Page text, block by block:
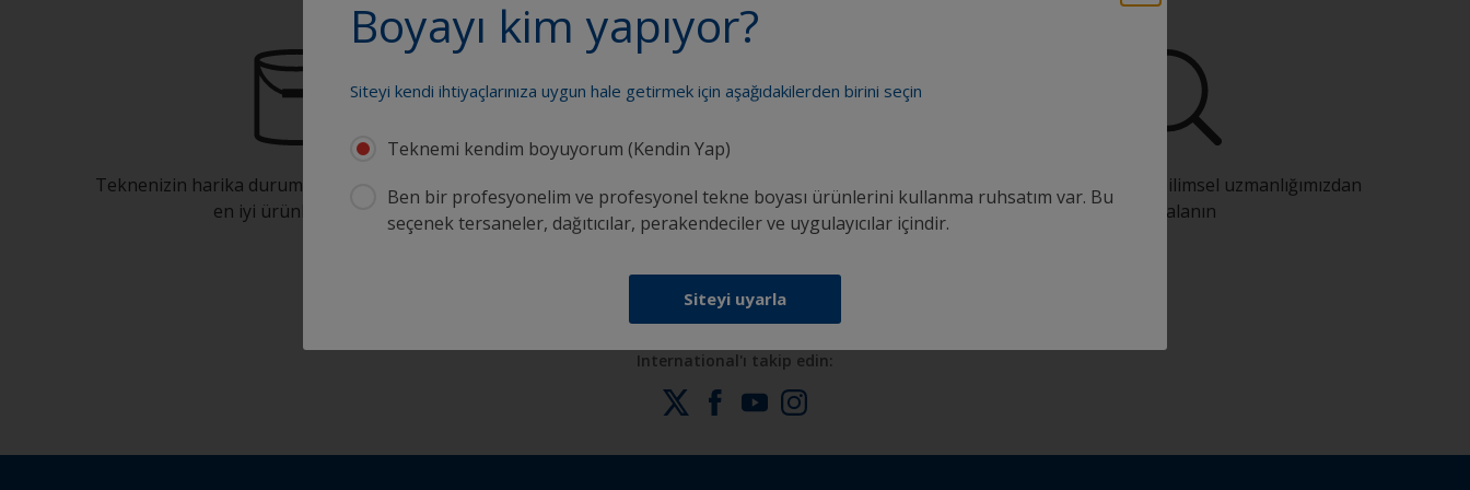
Boyayı kim yapıyor?
Siteyi kendi ihtiyaçlarınıza uygun hale getirmek için aşağıdakilerden birini seçin
Teknemi kendim boyuyorum (Kendin Yap)
Ben bir profesyonelim ve profesyonel tekne boyası ürünlerini kullanma ruhsatım var. Bu
seçenek tersaneler, dağıtıcılar, perakendeciler ve uygulayıcılar içindir.
Siteyi uyarla
Teknenizin harika durumda kalmasını sağlayacak
en iyi ürünleri bulun
Güvenle boya yapmak için ihtiyacınız olan tüm
desteği alın
Sürekli inovasyon ve bilimsel uzmanlığımızdan
faydalanın
International'ı takip edin: